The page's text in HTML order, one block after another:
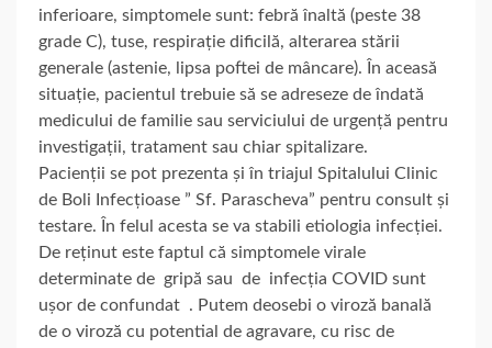
inferioare, simptomele sunt: febră înaltă (peste 38
grade C), tuse, respirație dificilă, alterarea stării
generale (astenie, lipsa poftei de mâncare). În aceasă
situație, pacientul trebuie să se adreseze de îndată
medicului de familie sau serviciului de urgență pentru
investigații, tratament sau chiar spitalizare.
Pacienții se pot prezenta și în triajul Spitalului Clinic
de Boli Infecțioase ” Sf. Parascheva” pentru consult și
testare. În felul acesta se va stabili etiologia infecției.
De reținut este faptul că simptomele virale
determinate de gripă sau de infecția COVID sunt
ușor de confundat . Putem deosebi o viroză banală
de o viroză cu potential de agravare, cu risc de